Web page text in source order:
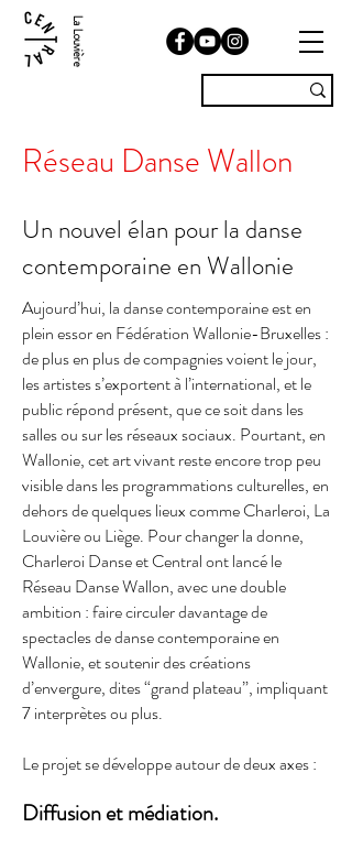
La Louvière
Réseau Danse Wallon
Un nouvel élan pour la danse
contemporaine en Wallonie
Aujourd’hui, la danse contemporaine est en
plein essor en Fédération Wallonie-Bruxelles :
de plus en plus de compagnies voient le jour,
les artistes s’exportent à l’international, et le
public répond présent, que ce soit dans les
salles ou sur les réseaux sociaux. Pourtant, en
Wallonie, cet art vivant reste encore trop peu
visible dans les programmations culturelles, en
dehors de quelques lieux comme Charleroi, La
Louvière ou Liège. Pour changer la donne,
Charleroi Danse et Central ont lancé le
Réseau Danse Wallon, avec une double
ambition : faire circuler davantage de
spectacles de danse contemporaine en
Wallonie, et soutenir des créations
d’envergure, dites “grand plateau”, impliquant
7 interprètes ou plus.
Le projet se développe autour de deux axes :
Diffusion et médiation.